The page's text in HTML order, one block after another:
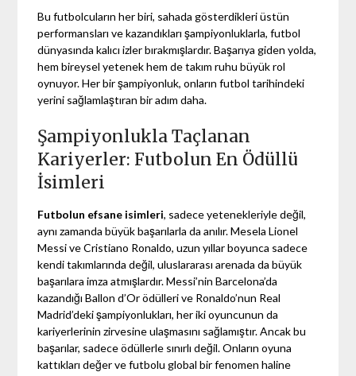
Bu futbolcuların her biri, sahada gösterdikleri üstün
performansları ve kazandıkları şampiyonluklarla, futbol
dünyasında kalıcı izler bırakmışlardır. Başarıya giden yolda,
hem bireysel yetenek hem de takım ruhu büyük rol
oynuyor. Her bir şampiyonluk, onların futbol tarihindeki
yerini sağlamlaştıran bir adım daha.
Şampiyonlukla Taçlanan
Kariyerler: Futbolun En Ödüllü
İsimleri
Futbolun efsane isimleri, sadece yetenekleriyle değil,
aynı zamanda büyük başarılarla da anılır. Mesela Lionel
Messi ve Cristiano Ronaldo, uzun yıllar boyunca sadece
kendi takımlarında değil, uluslararası arenada da büyük
başarılara imza atmışlardır. Messi’nin Barcelona’da
kazandığı Ballon d’Or ödülleri ve Ronaldo’nun Real
Madrid’deki şampiyonlukları, her iki oyuncunun da
kariyerlerinin zirvesine ulaşmasını sağlamıştır. Ancak bu
başarılar, sadece ödüllerle sınırlı değil. Onların oyuna
kattıkları değer ve futbolu global bir fenomen haline